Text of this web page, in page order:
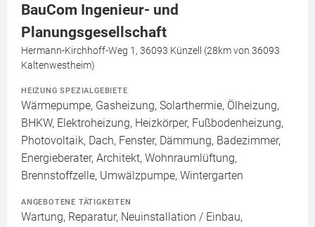
BauCom Ingenieur- und
Planungsgesellschaft
Hermann-Kirchhoff-Weg 1, 36093 Künzell (28km von 36093
Kaltenwestheim)
HEIZUNG SPEZIALGEBIETE
Wärmepumpe, Gasheizung, Solarthermie, Ölheizung,
BHKW, Elektroheizung, Heizkörper, Fußbodenheizung,
Photovoltaik, Dach, Fenster, Dämmung, Badezimmer,
Energieberater, Architekt, Wohnraumlüftung,
Brennstoffzelle, Umwälzpumpe, Wintergarten
ANGEBOTENE TÄTIGKEITEN
Wartung, Reparatur, Neuinstallation / Einbau,